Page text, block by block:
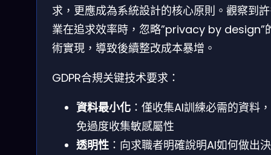
求，更應成為系統設計的核心原則。觀察到
業在追求效率時，忽略”privacy by design”
術實現，導致後續整改成本暴增。
GDPR合規关键技术要求：
資料最小化 ：僅收集AI訓練必需的資料
免過度收集敏感屬性
透明性 ：向求職者明確說明AI如何做出決